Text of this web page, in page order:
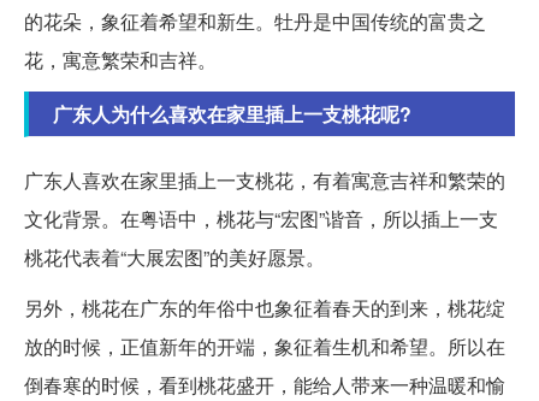
的花朵，象征着希望和新生。牡丹是中国传统的富贵之
花，寓意繁荣和吉祥。
广东人为什么喜欢在家里插上一支桃花呢?
广东人喜欢在家里插上一支桃花，有着寓意吉祥和繁荣的
文化背景。在粤语中，桃花与“宏图”谐音，所以插上一支
桃花代表着“大展宏图”的美好愿景。
另外，桃花在广东的年俗中也象征着春天的到来，桃花绽
放的时候，正值新年的开端，象征着生机和希望。所以在
倒春寒的时候，看到桃花盛开，能给人带来一种温暖和愉